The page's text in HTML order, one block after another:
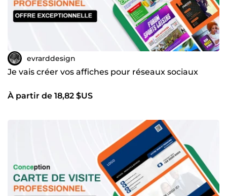
evrarddesign
Je vais créer vos affiches pour réseaux sociaux
À partir de 18,82 $US